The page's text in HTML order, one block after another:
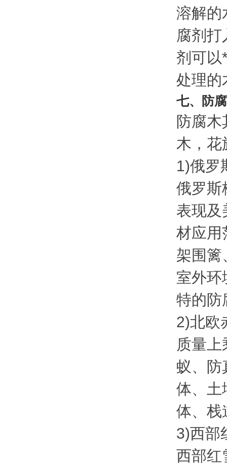
溶解的
腐剂
剂可以
处理的
七、防
防腐
木，花
1)俄罗
俄罗斯
表现及
材应用
架围篱
室外环
特的防
2)北欧
质量
蚁、防
体、土
体、栈
3)西部
西部红